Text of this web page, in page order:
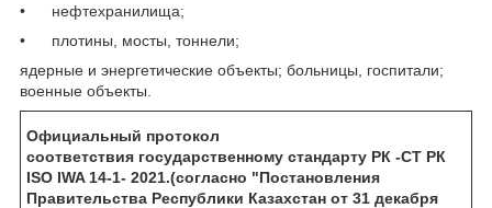
• нефтехранилища;
• плотины, мосты, тоннели;
ядерные и энергетические объекты; больницы, госпитали;
военные объекты.
Официальный протокол
соответствия государственному стандарту РК -СТ РК
ISO IWA 14-1- 2021.(согласно "Постановления
Правительства Республики Казахстан от 31 декабря